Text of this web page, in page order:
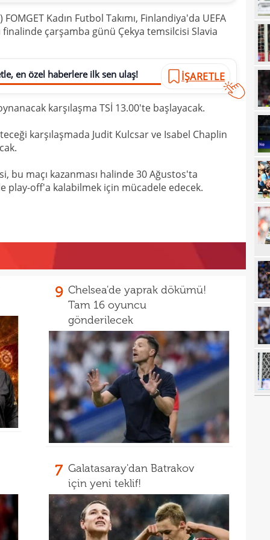
Kadın Futbol Takımı, Finlandiya'da UEFA
çarşamba günü Çekya temsilcisi Slavia
en özel haberlere ilk sen ulaş! İŞARETLE
karşılaşma TSİ 13.00'te başlayacak.
karşılaşmada Judit Kulcsar ve Isabel Chaplin
bu maçı kazanması halinde 30 Ağustos'ta
play-off'a kalabilmek için mücadele edecek.
9 Chelsea'de yaprak dökümü!
Tam 16 oyuncu
gönderilecek
7 Galatasaray'dan Batrakov
için yeni teklif!
5